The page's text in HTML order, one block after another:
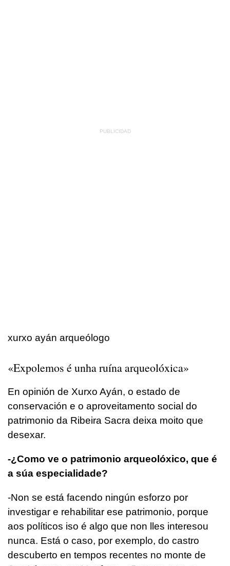
xurxo ayán arqueólogo
«Expolemos é unha ruína arqueolóxica»
En opinión de Xurxo Ayán, o estado de
conservación e o aproveitamento social do
patrimonio da Ribeira Sacra deixa moito que
desexar.
-¿Como ve o patrimonio arqueolóxico, que é
a súa especialidade?
-Non se está facendo ningún esforzo por
investigar e rehabilitar ese patrimonio, porque
aos políticos iso é algo que non lles interesou
nunca. Está o caso, por exemplo, do castro
descuberto en tempos recentes no monte de